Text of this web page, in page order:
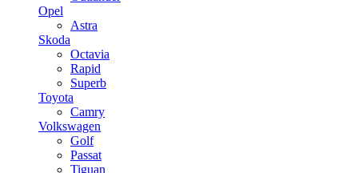
Opel
Astra
Skoda
Octavia
Rapid
Superb
Toyota
Camry
Volkswagen
Golf
Passat
Tiguan